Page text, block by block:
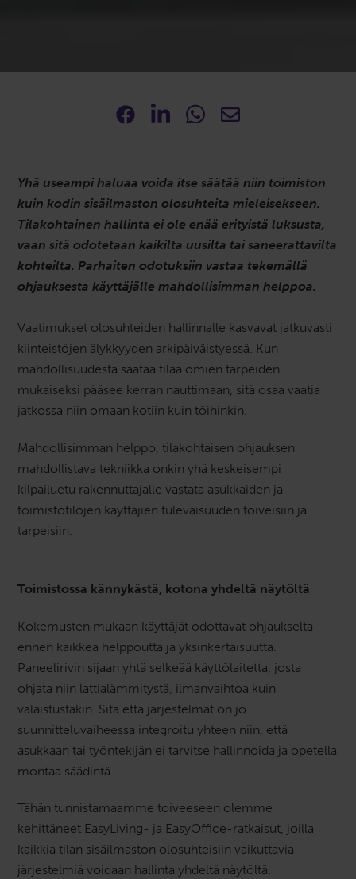
Yhä useampi haluaa voida itse säätää niin toimiston
kuin kodin sisäilmaston olosuhteita mieleisekseen.
Tilakohtainen hallinta ei ole enää erityistä luksusta,
vaan sitä odotetaan kaikilta uusilta tai saneerattavilta
kohteilta. Parhaiten odotuksiin vastaa tekemällä
ohjauksesta käyttäjälle mahdollisimman helppoa.
Vaatimukset olosuhteiden hallinnalle kasvavat jatkuvasti
kiinteistöjen älykkyyden arkipäiväistyessä. Kun
mahdollisuudesta säätää tilaa omien tarpeiden
mukaiseksi pääsee kerran nauttimaan, sitä osaa vaatia
jatkossa niin omaan kotiin kuin töihinkin.
Mahdollisimman helppo, tilakohtaisen ohjauksen
mahdollistava tekniikka onkin yhä keskeisempi
kilpailuetu rakennuttajalle vastata asukkaiden ja
toimistotilojen käyttäjien tulevaisuuden toiveisiin ja
tarpeisiin.
Toimistossa kännykästä, kotona yhdeltä näytöltä
Kokemusten mukaan käyttäjät odottavat ohjaukselta
ennen kaikkea helppoutta ja yksinkertaisuutta.
Paneelirivin sijaan yhtä selkeää käyttölaitetta, josta
ohjata niin lattialämmitystä, ilmanvaihtoa kuin
valaistustakin. Sitä että järjestelmät on jo
suunnitteluvaiheessa integroitu yhteen niin, että
asukkaan tai työntekijän ei tarvitse hallinnoida ja opetella
montaa säädintä.
Tähän tunnistamaamme toiveeseen olemme
kehittäneet EasyLiving- ja EasyOffice-ratkaisut, joilla
kaikkia tilan sisäilmaston olosuhteisiin vaikuttavia
järjestelmiä voidaan hallinta yhdeltä näytöltä.